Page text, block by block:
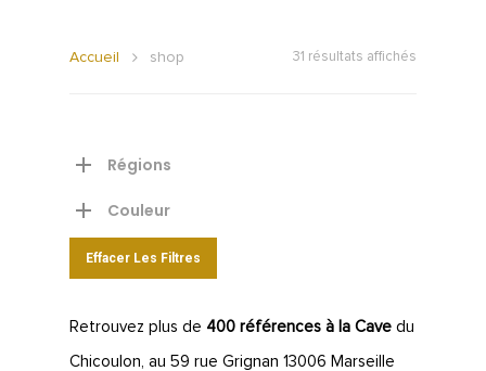
31 résultats affichés
Accueil shop
Régions
Couleur
Effacer Les Filtres
Retrouvez plus de 400 références à la Cave du
Chicoulon, au 59 rue Grignan 13006 Marseille